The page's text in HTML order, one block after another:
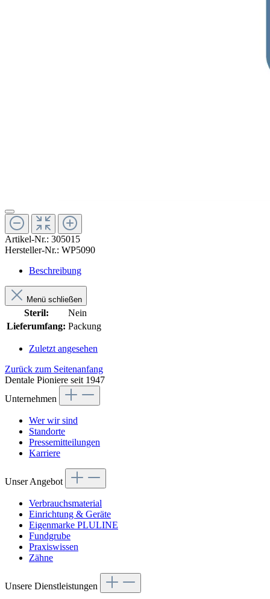
Artikel-Nr.: 305015
Hersteller-Nr.: WP5090
Beschreibung
Menü schließen
Steril:
Nein
Lieferumfang: Packung
Zuletzt angesehen
Zurück zum Seitenanfang
Dentale Pioniere seit 1947
Unternehmen
Wer wir sind
Standorte
Pressemitteilungen
Karriere
Unser Angebot
Verbrauchsmaterial
Einrichtung & Geräte
Eigenmarke PLULINE
Fundgrube
Praxiswissen
Zähne
Unsere Dienstleistungen